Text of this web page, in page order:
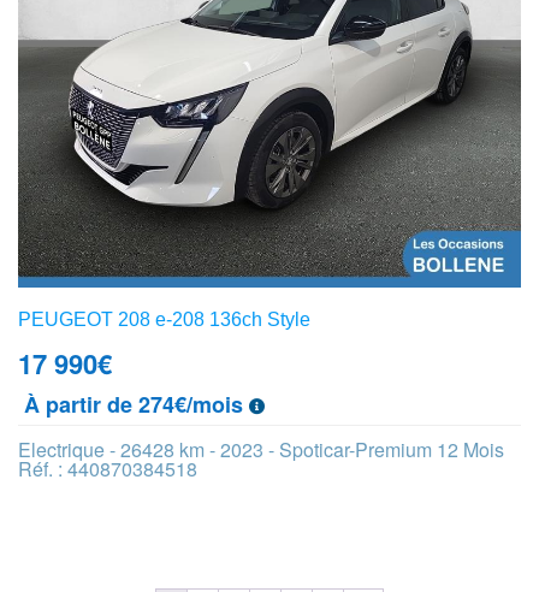
PEUGEOT 208 e-208 136ch Style
17 990€
À partir de 274€/mois
Electrique - 26428 km - 2023 - Spoticar-Premium 12 Mois
Réf. : 440870384518